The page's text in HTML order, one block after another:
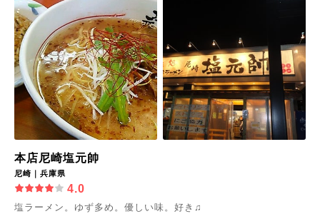
本店尼崎塩元帥
尼崎｜兵庫県
4.0
塩ラーメン。ゆず多め。優しい味。好き♫